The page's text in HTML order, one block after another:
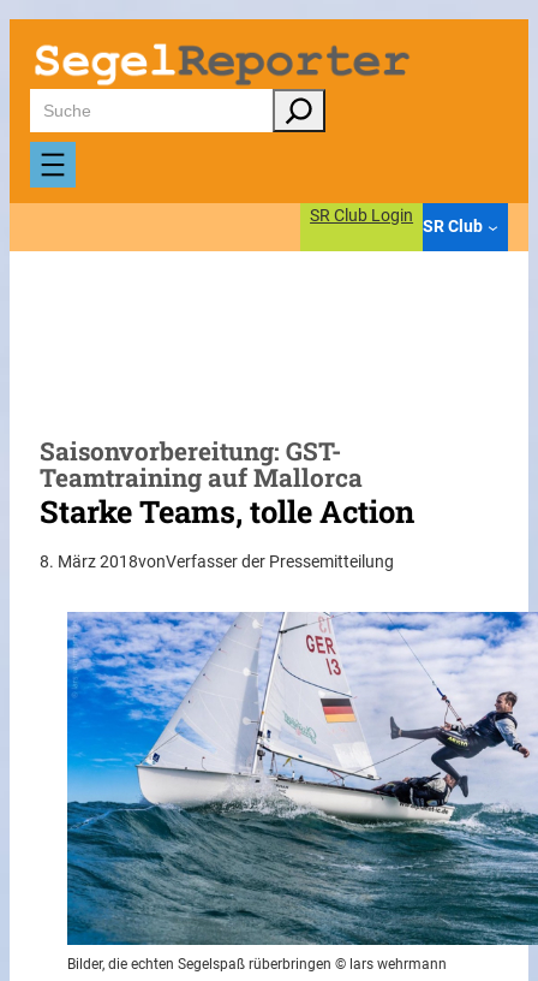
Zum
Inhalt
springen
Suchen
SR Club Login
SR Club
Saisonvorbereitung: GST-
Teamtraining auf Mallorca
Starke Teams, tolle Action
8. März 2018vonVerfasser der Pressemitteilung
Bilder, die echten Segelspaß rüberbringen © lars wehrmann